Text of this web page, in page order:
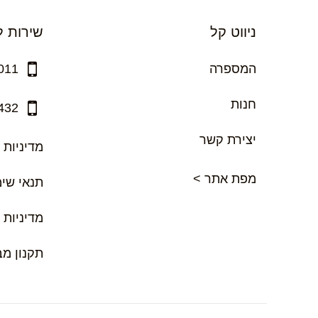
ניווט קל
המספרה
חנות
יצירת קשר
מפת אתר >
שירות
תנאי
תקנון